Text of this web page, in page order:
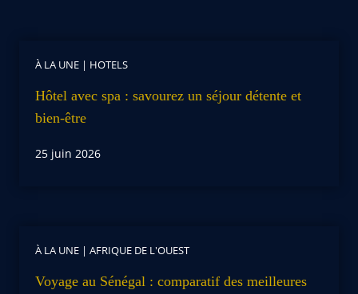
À LA UNE | HOTELS
Hôtel avec spa : savourez un séjour détente et
bien-être
25 juin 2026
À LA UNE | AFRIQUE DE L'OUEST
Voyage au Sénégal : comparatif des meilleures